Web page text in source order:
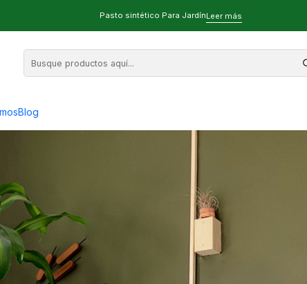
Blog
Pasto sintético Para JardínLeer más
Decoración